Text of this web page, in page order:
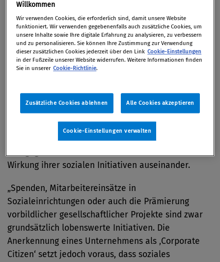
überzeugt, dass das Thema „Corporate Citizenship“
in ihrem Unternehmen eine große Bedeutung hat.
Konkrete strategische Ziele verfolgen jedoch nur 39
der 100 analysierten Unternehmen.
Zudem wird nicht immer evaluiert, ob die
wurden. Eine regelmäßige Kosten-Nutzen-Analyse
des gesellschaftlichen Engagements stellt nur jedes
vierte Unternehmen auf, während jedes dritte
zumindest gelegentlich eine Evaluierung durchführt.
Wirkung ihrer sozialen Initiativen auseinander.
„Spenden, Mitarbeitereinsätze in
Sozialeinrichtungen oder auch die Prämierung
vorbildlicher gesellschaftlicher Projekte sind zwar
grundsätzlich lobenswerte Initiativen. Die
Anerkennung eines Unternehmens als ‚Corporate
Citizen‘ setzt jedoch voraus, dass soziales
Willkommen
Wir verwenden Cookies, die erforderlich sind, damit unsere Website
funktioniert. Wir verwenden gegebenenfalls auch zusätzliche Cookies, um
unsere Inhalte sowie Ihre digitale Erfahrung zu analysieren, zu verbessern
und zu personalisieren. Sie können Ihre Zustimmung zur Verwendung
dieser zusätzlichen Cookies jederzeit über den Link Cookie-Einstellungen
in der Fußzeile unserer Website widerrufen. Weitere Informationen finden
Sie in unserer Cookie-Richtlinie.
Zusätzliche Cookies ablehnen Alle Cookies akzeptieren
Cookie-Einstellungen verwalten